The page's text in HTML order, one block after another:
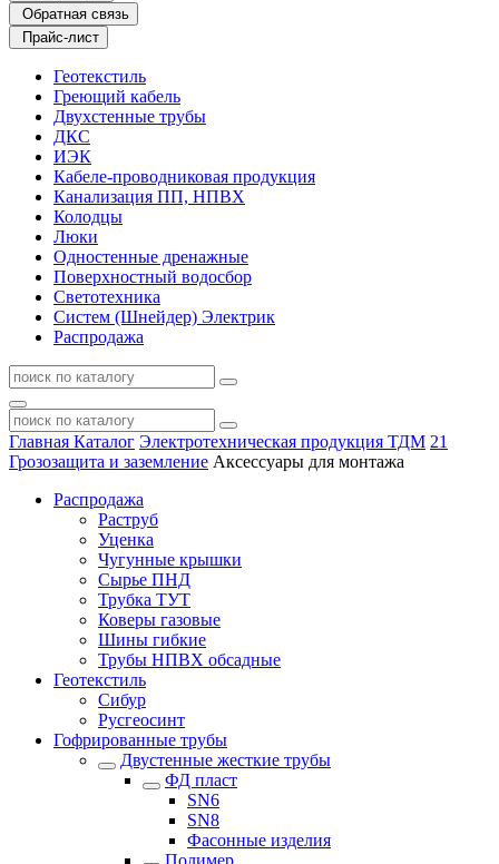
Обратная связь
Прайс-лист
Геотекстиль
Греющий кабель
Двухстенные трубы
ДКС
ИЭК
Кабеле-проводниковая продукция
Канализация ПП, НПВХ
Колодцы
Люки
Одностенные дренажные
Поверхностный водосбор
Светотехника
Систем (Шнейдер) Электрик
Распродажа
Главная Каталог Электротехническая продукция ТДМ 21
Грозозащита и заземление Аксессуары для монтажа
Распродажа
Раструб
Уценка
Чугунные крышки
Сырье ПНД
Трубка ТУТ
Коверы газовые
Шины гибкие
Трубы НПВХ обсадные
Геотекстиль
Сибур
Русгеосинт
Гофрированные трубы
Двустенные жесткие трубы
ФД пласт
SN6
SN8
Фасонные изделия
Полимер